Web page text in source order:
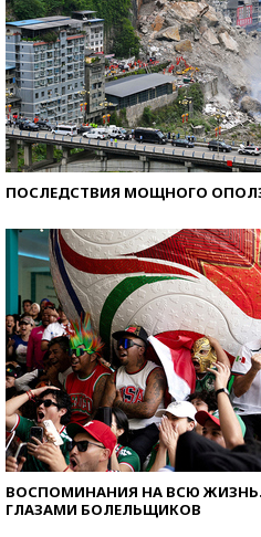
ПОСЛЕДСТВИЯ МОЩНОГО
ВОСПОМИНАНИЯ НА ВСЮ
ГЛАЗАМИ БОЛЕЛЬЩИКОВ